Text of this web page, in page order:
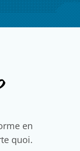
en
quoi.